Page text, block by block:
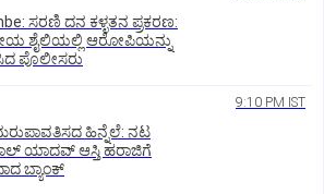
ಸರಣಿ ದನ ಕಳ್ಳತನ ಪ್ರಕರಣ:
ಶೈಲಿಯಲ್ಲಿ ಆರೋಪಿಯನ್ನು
ಪೊಲೀಸರು
9:10 PM IST
ಹಿನ್ನೆಲೆ: ನಟ
ಯಾದವ್‌ ಆಸ್ತಿ ಹರಾಜಿಗೆ
ಬ್ಯಾಂಕ್